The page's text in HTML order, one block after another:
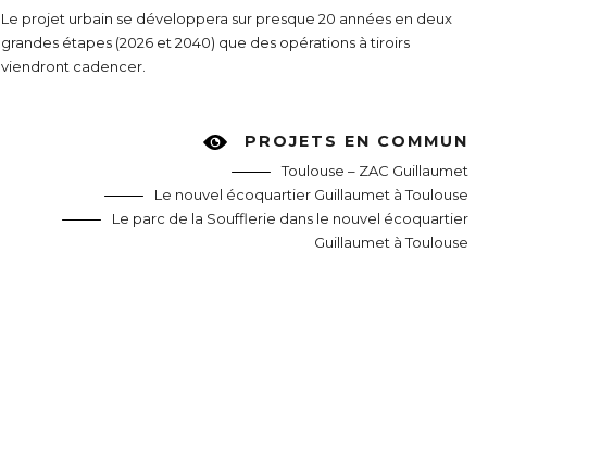
Le projet urbain se développera sur presque 20 années en deux
grandes étapes (2026 et 2040) que des opérations à tiroirs
viendront cadencer.
PROJETS EN COMMUN
Toulouse – ZAC Guillaumet
Le nouvel écoquartier Guillaumet à Toulouse
Le parc de la Soufflerie dans le nouvel écoquartier
Guillaumet à Toulouse